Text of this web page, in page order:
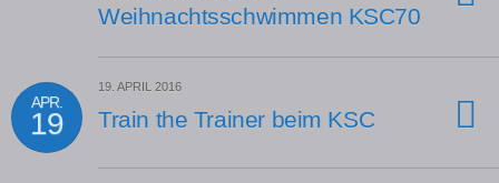
Weihnachtsschwimmen KSC70
APR.
19
19. APRIL 2016
Train the Trainer beim KSC